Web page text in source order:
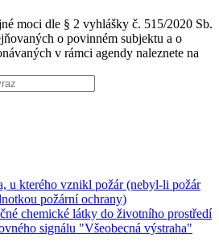
moci dle § 2 vyhlášky č. 515/2020 Sb.
o povinném subjektu a o
v rámci agendy naleznete na
u kterého vznikl požár (nebyl-li požár
požární ochrany)
chemické látky do životního prostředí
signálu "Všeobecná výstraha"